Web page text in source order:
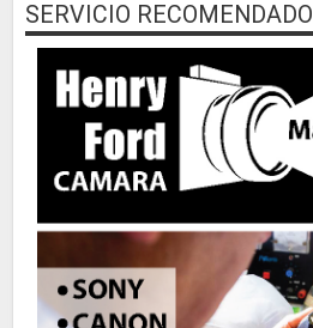
SERVICIO RECOMENDADO